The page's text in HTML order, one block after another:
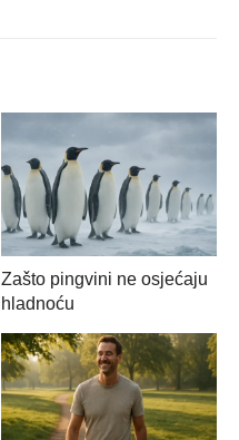
Zašto pingvini ne osjećaju
hladnoću